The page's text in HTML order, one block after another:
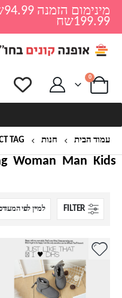
199.99שח
0
עמוד הבית חנות TAG -
Kids
Man
Woman
FILTER
למוצר